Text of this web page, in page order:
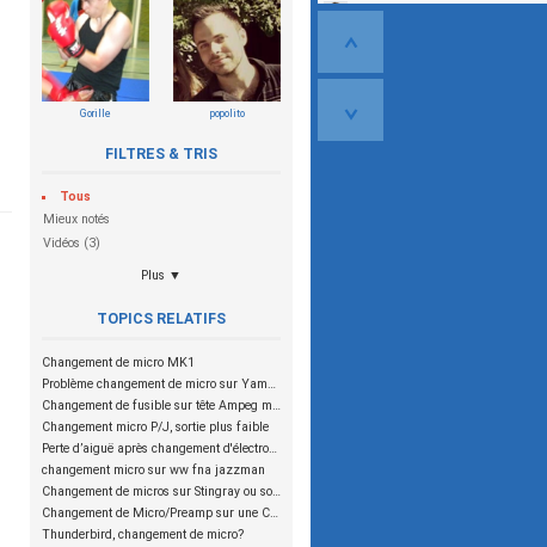
Gorille popolito
FILTRES & TRIS
Tous
Mieux notés
Vidéos (3)
Plus ▼
TOPICS RELATIFS
Changement de micro MK1
Problème changement de micro sur Yamaha BB 2004
Changement de fusible sur tête Ampeg micro CL
Changement micro P/J, sortie plus faible
Perte d’aiguë après changement d'électronique et micros sur jazz bass
changement micro sur ww fna jazzman
Changement de micros sur Stingray ou solution ? (aimants aiguisés?)
Changement de Micro/Preamp sur une Cort GB75
Thunderbird, changement de micro?
Cella voté pourle message